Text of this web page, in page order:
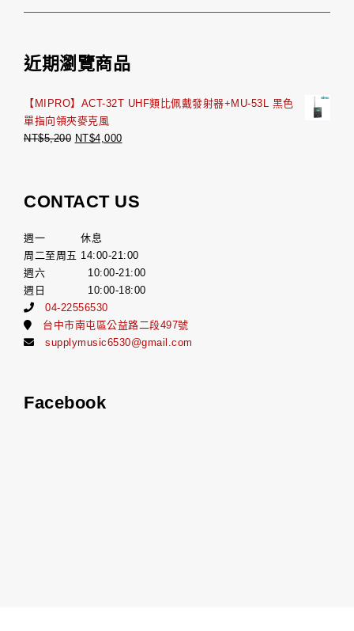
近期瀏覽商品
【MIPRO】ACT-32T UHF類比佩戴發射器+MU-53L 黑色
單指向領夾麥克風
NT$5,200 NT$4,000
CONTACT US
週一 休息
周二至周五 14:00-21:00
週六 10:00-21:00
週日 10:00-18:00
04-22556530
台中市南屯區公益路二段497號
supplymusic6530@gmail.com
Facebook